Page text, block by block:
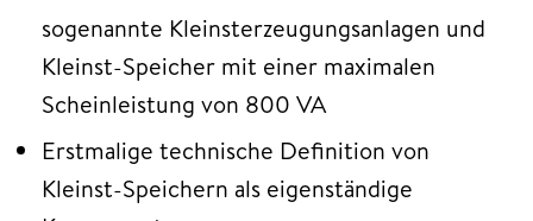
sogenannte Kleinsterzeugungsanlagen und
Kleinst-Speicher mit einer maximalen
Scheinleistung von 800 VA
Erstmalige technische Definition von
Kleinst-Speichern als eigenständige